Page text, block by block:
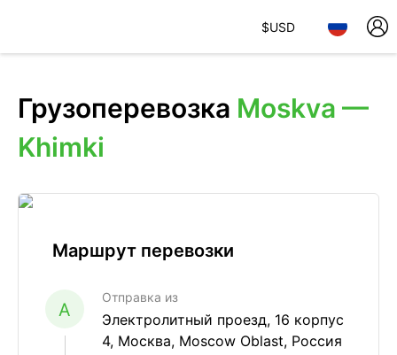
$USD
Грузоперевозка Moskva —
Khimki
Маршрут перевозки
A
Отправка из
Электролитный проезд, 16 корпус
4, Москва, Moscow Oblast, Россия